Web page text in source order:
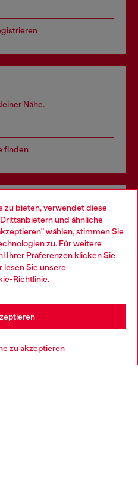
zu bieten, verwendet diese
und ähnliche
wählen, stimmen Sie
zu. Für weitere
Ihrer Präferenzen klicken Sie
lesen Sie unsere
Richtlinie.
zu akzeptieren
Nähe.
finden
Angebot, online und
website, but it seems you